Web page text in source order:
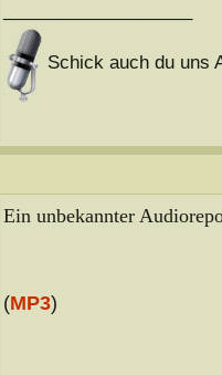
Schick auch du uns
Ein unbekannter
(MP3)